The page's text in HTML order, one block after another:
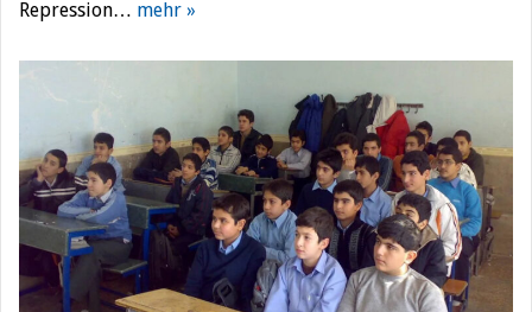
Repression… mehr »